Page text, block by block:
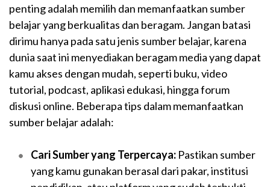
penting adalah memilih dan memanfaatkan sumber
belajar yang berkualitas dan beragam. Jangan batasi
dirimu hanya pada satu jenis sumber belajar, karena
dunia saat ini menyediakan beragam media yang dapat
kamu akses dengan mudah, seperti buku, video
tutorial, podcast, aplikasi edukasi, hingga forum
diskusi online. Beberapa tips dalam memanfaatkan
sumber belajar adalah:
Cari Sumber yang Terpercaya: Pastikan sumber
yang kamu gunakan berasal dari pakar, institusi